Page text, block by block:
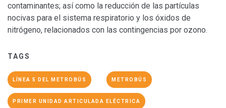
contaminantes; así como la reducción de las partículas
nocivas para el sistema respiratorio y los óxidos de
nitrógeno, relacionados con las contingencias por ozono.
TAGS
LÍNEA 5 DEL METROBÚS METROBÚS
PRIMER UNIDAD ARTICULADA ELÉCTRICA